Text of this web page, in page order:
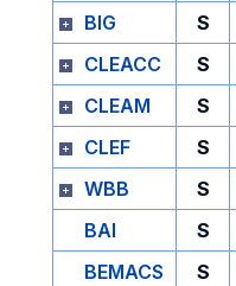
BIG
S
CLEACC
S
CLEAM
S
CLEF
S
WBB
S
BAI
S
BEMACS
S